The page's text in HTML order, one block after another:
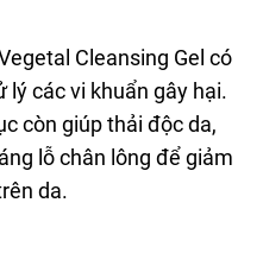
Cleansing Gel có
lý các vi khuẩn gây hại.
còn giúp thải độc da,
lỗ chân lông để giảm
da.